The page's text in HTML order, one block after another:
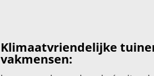
Klimaatvriendelijke
vakmensen: